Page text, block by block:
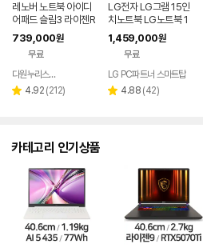
레노버 노트북 아이디
어패드 슬림3 라이젠R
5 8GB 256GB 윈도
우11
739,000원
무료
페이
다원누리스토어
별 4.92 리
(212)
LG전자 LG그램 15인
치노트북 LG노트북 1
6GB/256GB 가성비
노트북
1,459,000원
무료
LG PC파트너 스마트탑
별 4.88 리
(42)
카테고리 인기상품